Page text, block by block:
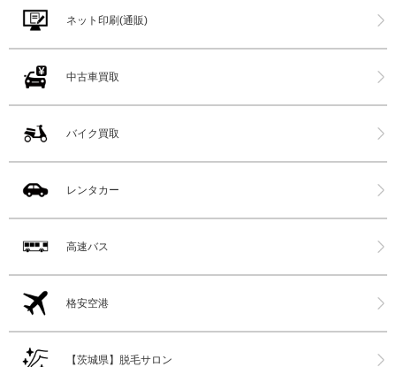
ネット印刷(通販)
中古車買取
バイク買取
レンタカー
高速バス
格安空港
【茨城県】脱毛サロン